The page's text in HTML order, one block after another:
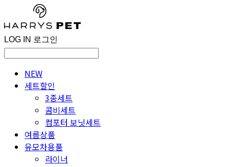
LOG IN 로그인
NEW
세트할인
3종세트
콤비세트
컴포터 보닛세트
여름상품
유모차용품
라이너